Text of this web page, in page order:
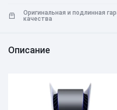
Оригинальная и подлинная
качества
Описание